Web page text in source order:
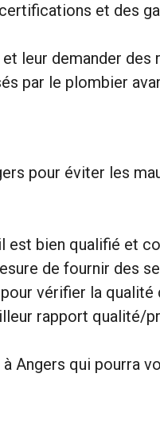
et des
leur demander
par le plombier
pour éviter les
est bien qualifié et
de fournir des
vérifier la qualité
rapport qualité/
Angers qui pourra